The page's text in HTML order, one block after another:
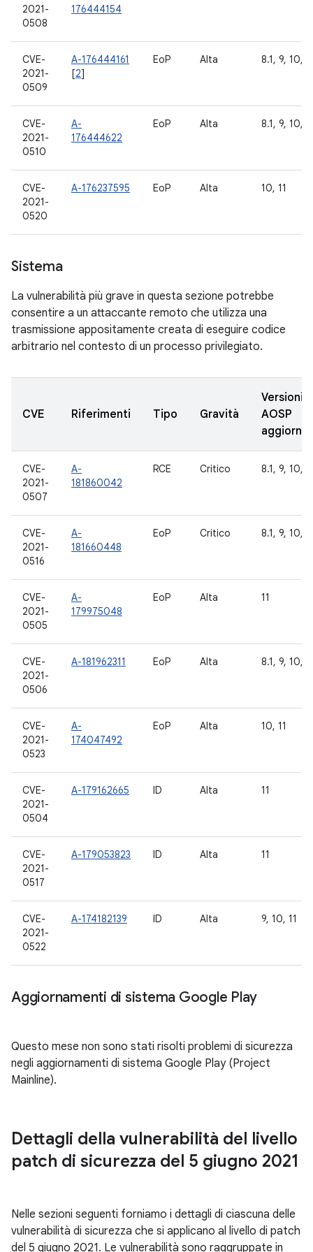
2021-
0508
176444154
CVE-
2021-
0509
A-176444161
[2]
EoP Alta 8.1, 9, 10,
CVE-
2021-
0510
A-
176444622
EoP Alta 8.1, 9, 10,
CVE-
2021-
0520
A-176237595 EoP Alta 10, 11
Sistema
La vulnerabilità più grave in questa sezione potrebbe
consentire a un attaccante remoto che utilizza una
trasmissione appositamente creata di eseguire codice
arbitrario nel contesto di un processo privilegiato.
CVE Riferimenti Tipo Gravità
Versioni
AOSP
CVE-
2021-
0507
A-
181860042
RCE Critico 8.1, 9, 10,
CVE-
2021-
0516
A-
181660448
EoP Critico 8.1, 9, 10,
CVE-
2021-
0505
A-
179975048
EoP Alta 11
CVE-
2021-
0506
A-181962311 EoP Alta 8.1, 9, 10,
CVE-
2021-
0523
A-
174047492
EoP Alta 10, 11
CVE-
2021-
0504
A-179162665 ID Alta 11
CVE-
2021-
0517
A-179053823 ID Alta 11
CVE-
2021-
0522
A-174182139 ID Alta 9, 10, 11
Aggiornamenti di sistema Google Play
Questo mese non sono stati risolti problemi di sicurezza
negli aggiornamenti di sistema Google Play (Project
Mainline).
Dettagli della vulnerabilità del livello
patch di sicurezza del 5 giugno 2021
Nelle sezioni seguenti forniamo i dettagli di ciascuna delle
vulnerabilità di sicurezza che si applicano al livello di patch
del 5 giugno 2021. Le vulnerabilità sono raggruppate in